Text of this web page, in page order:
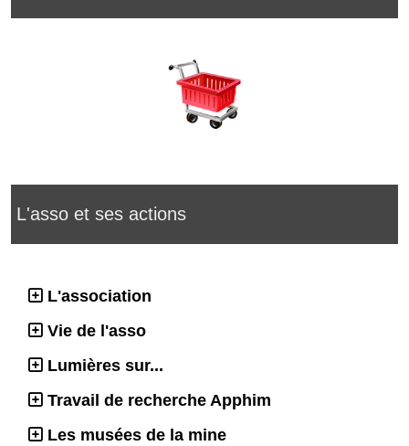
L'asso et ses actions
L'association
Vie de l'asso
Lumières sur...
Travail de recherche Apphim
Les musées de la mine